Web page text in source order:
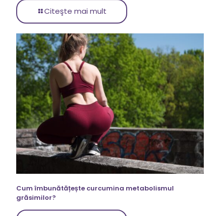
Citeşte mai mult
Cum îmbunătățește curcumina metabolismul
grăsimilor?